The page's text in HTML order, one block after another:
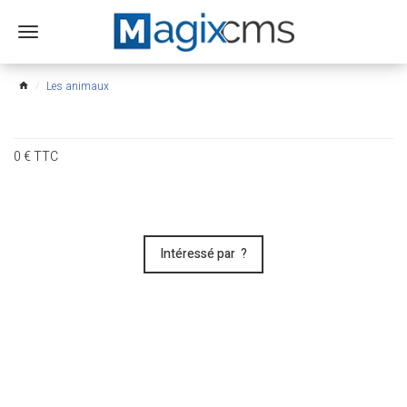
Ouvrir
menu
home Les animaux
0€TTC
Intéressé par ?